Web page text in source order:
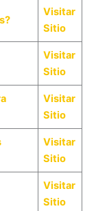
Visitar
Sitio
Visitar
Sitio
Visitar
Sitio
Visitar
Sitio
Visitar
Sitio